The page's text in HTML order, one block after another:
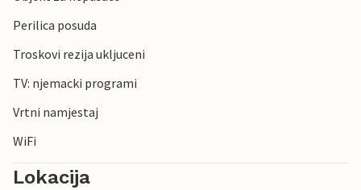
Perilica posuda
Troskovi rezija ukljuceni
TV: njemacki programi
Vrtni namjestaj
WiFi
Lokacija